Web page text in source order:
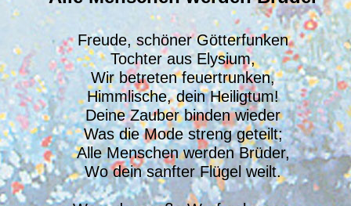
Freude, schöner Götterfunken
Tochter aus Elysium,
Wir betreten feuertrunken,
Himmlische, dein Heiligtum!
Deine Zauber binden wieder
Was die Mode streng geteilt;
Alle Menschen werden Brüder,
Wo dein sanfter Flügel weilt.